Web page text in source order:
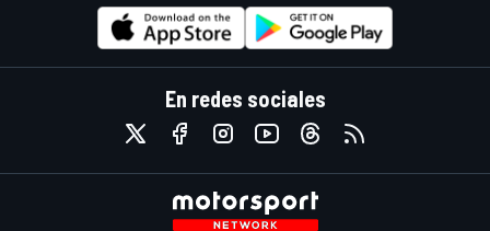
En redes sociales